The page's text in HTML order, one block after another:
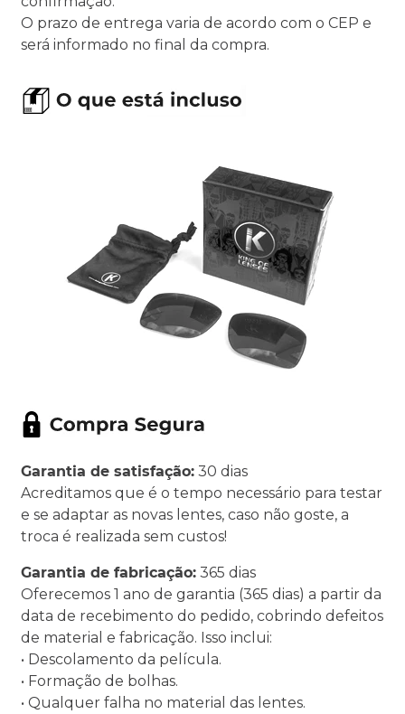
O prazo de entrega varia de acordo com o CEP e
será informado no final da compra.
Garantia de satisfação: 30 dias
Acreditamos que é o tempo necessário para testar
e se adaptar as novas lentes, caso não goste, a
troca é realizada sem custos!
Garantia de fabricação: 365 dias
Oferecemos 1 ano de garantia (365 dias) a partir da
data de recebimento do pedido, cobrindo defeitos
de material e fabricação. Isso inclui:
• Descolamento da película.
• Formação de bolhas.
• Qualquer falha no material das lentes.